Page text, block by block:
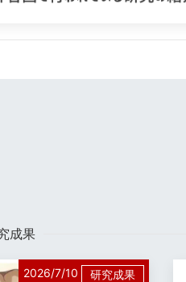
成果
2026/7/10 研究成果